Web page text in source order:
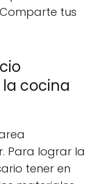
tus
cocina
Para lograr la
tener en